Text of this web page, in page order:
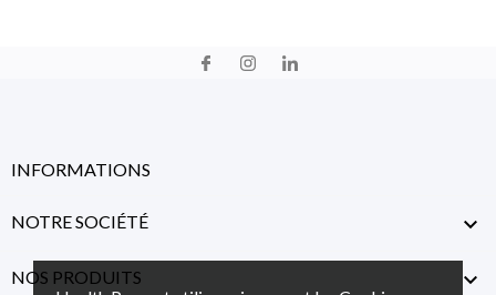
INFORMATIONS
NOTRE SOCIÉTÉ 
NOS PRODUITS 